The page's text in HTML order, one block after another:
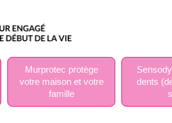
Murprotec protège
votre maison et votre
famille
dents